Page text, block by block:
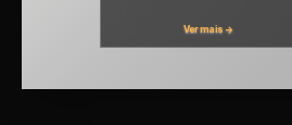
Ver mais →